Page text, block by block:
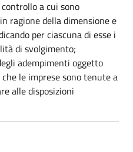
a cui sono
ragione della dimensione e
per ciascuna di esse i
di svolgimento;
adempimenti oggetto
le imprese sono tenute a
alle disposizioni